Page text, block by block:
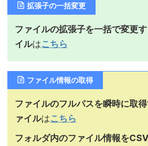
拡張子の一括変更
ファイルの拡張子を一括で変更
イルはこちら
ファイル情報の取得
ファイルのフルパスを瞬時に取
ァイルはこちら
フォルダ内のファイル情報を